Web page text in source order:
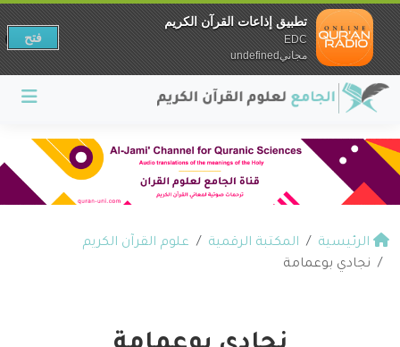
الرئيسية المكتبة الرقمية
علوم القرآن الكريم
نجادي بوعمامة
تطبيق إذاعات القرآن الكريم
EDC
مجانيundefined
فتح